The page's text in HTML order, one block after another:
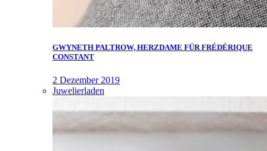
GWYNETH PALTROW, HERZDAME FÜR FRÉDÉRIQUE
CONSTANT
2 Dezember 2019
Juwelierladen